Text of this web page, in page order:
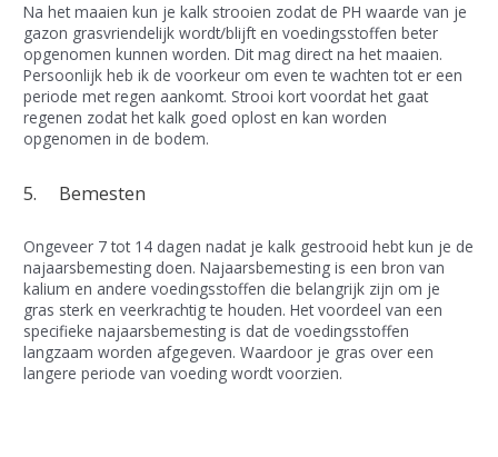
Na het maaien kun je kalk strooien zodat de PH waarde van je
gazon grasvriendelijk wordt/blijft en voedingsstoffen beter
opgenomen kunnen worden. Dit mag direct na het maaien.
Persoonlijk heb ik de voorkeur om even te wachten tot er een
periode met regen aankomt. Strooi kort voordat het gaat
regenen zodat het kalk goed oplost en kan worden
opgenomen in de bodem.
5. Bemesten
Ongeveer 7 tot 14 dagen nadat je kalk gestrooid hebt kun je de
najaarsbemesting doen. Najaarsbemesting is een bron van
kalium en andere voedingsstoffen die belangrijk zijn om je
gras sterk en veerkrachtig te houden. Het voordeel van een
specifieke najaarsbemesting is dat de voedingsstoffen
langzaam worden afgegeven. Waardoor je gras over een
langere periode van voeding wordt voorzien.